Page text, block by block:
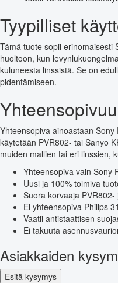
Tyypilliset
Tämä tuote sopii erinomaisesti
huoltoon, kun
kuluneesta linssistä. Se on
pidentämiseen.
Yhteensopiva ainoastaan
käytetään PVR802- tai Sanyo
muiden mallien tai eri linssien,
Yhteensopiva vain Sony
Uusi ja 100% toimiva
Suora korvaaja
Ei yhteensopiva Philips
Vaatii antistaattisen
Ei takuuta
Asiakkaiden
Esitä kysymys